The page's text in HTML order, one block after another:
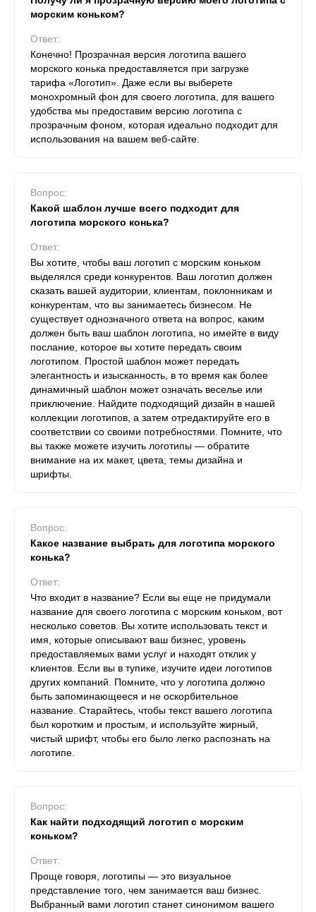
морским коньком?
Ответ:
Конечно! Прозрачная версия логотипа вашего
морского конька предоставляется при загрузке
тарифа «Логотип». Даже если вы выберете
монохромный фон для своего логотипа, для вашего
удобства мы предоставим версию логотипа с
прозрачным фоном, которая идеально подходит для
использования на вашем веб-сайте.
Вопрос:
Какой шаблон лучше всего подходит для
логотипа морского конька?
Ответ:
Вы хотите, чтобы ваш логотип с морским коньком
выделялся среди конкурентов. Ваш логотип должен
сказать вашей аудитории, клиентам, поклонникам и
конкурентам, что вы занимаетесь бизнесом. Не
существует однозначного ответа на вопрос, каким
должен быть ваш шаблон логотипа, но имейте в виду
послание, которое вы хотите передать своим
логотипом. Простой шаблон может передать
элегантность и изысканность, в то время как более
динамичный шаблон может означать веселье или
приключение. Найдите подходящий дизайн в нашей
коллекции логотипов, а затем отредактируйте его в
соответствии со своими потребностями. Помните, что
вы также можете изучить логотипы — обратите
внимание на их макет, цвета, темы дизайна и
шрифты.
Вопрос:
Какое название выбрать для логотипа морского
конька?
Ответ:
Что входит в название? Если вы еще не придумали
название для своего логотипа с морским коньком, вот
несколько советов. Вы хотите использовать текст и
имя, которые описывают ваш бизнес, уровень
предоставляемых вами услуг и находят отклик у
клиентов. Если вы в тупике, изучите идеи логотипов
других компаний. Помните, что у логотипа должно
быть запоминающееся и не оскорбительное
название. Старайтесь, чтобы текст вашего логотипа
был коротким и простым, и используйте жирный,
чистый шрифт, чтобы его было легко распознать на
логотипе.
Вопрос:
Как найти подходящий логотип с морским
коньком?
Ответ:
Проще говоря, логотипы — это визуальное
представление того, чем занимается ваш бизнес.
Выбранный вами логотип станет синонимом вашего